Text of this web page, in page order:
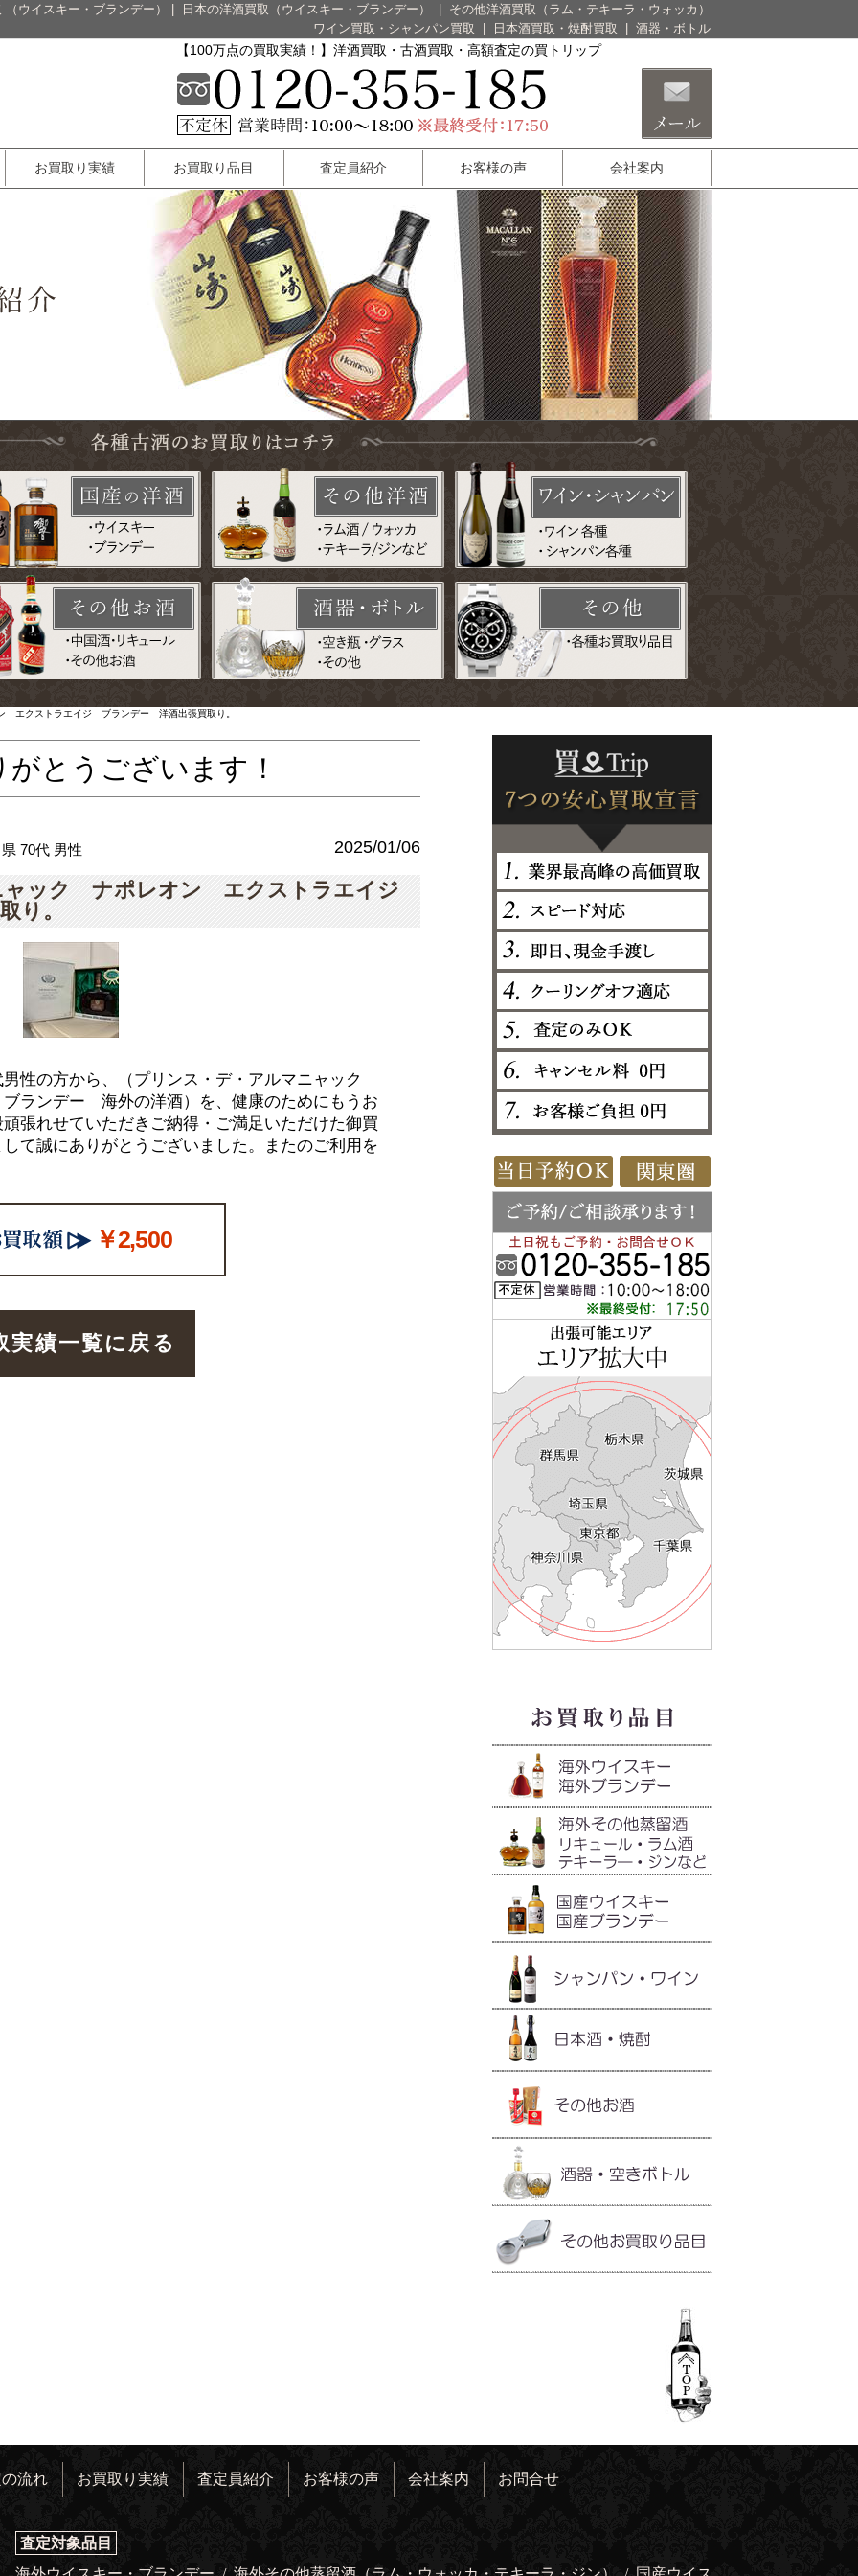
ウイスキー・ブランデー） 日本の洋酒買取（ウイスキー・ブランデー）
その他洋酒買取（ラム・テキーラ・ウォッカ）
ワイン買取・シャンパン買取
日本酒買取・焼酎買取 酒器・ボトル
【100万点の買取実績！】洋酒買取・古酒買取・高額査定の買トリップ
お買取り実績 お買取り品目 査定員紹介 お客様の声 会社案内
エクストラエイジ ブランデー 洋酒出張買取り。
とうございます！
70代 男性 2025/01/06
ャック ナポレオン エクストラエイジ
り。
性の方から、（プリンス・デ・アルマニャック
ランデー 海外の洋酒）を、健康のためにもうお
張れせていただきご納得・ご満足いただけた御買
て誠にありがとうございました。またのご利用を
￥2,500
実績一覧に戻る
流れ お買取り実績 査定員紹介 お客様の声 会社案内 お問合せ
査定対象品目